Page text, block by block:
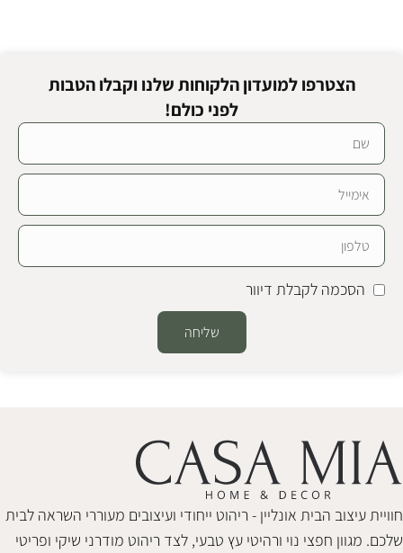
הצטרפו למועדון הלקוחות שלנו וקבלו הטבות
לפני כולם!
הסכמה לקבלת דיוור
שליחה
חוויית עיצוב הבית אונליין - ריהוט ייחודי ועיצובים מעוררי השראה לבית
שלכם. מגוון חפצי נוי ורהיטי עץ טבעי, לצד ריהוט מודרני שיקי ופריטי